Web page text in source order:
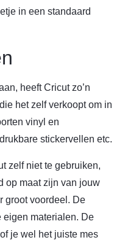
in een standaard
heeft Cricut zo’n
het zelf verkoopt om in
vinyl en
stickervellen etc.
zelf niet te gebruiken,
op maat zijn van jouw
groot voordeel. De
eigen materialen. De
je wel het juiste mes